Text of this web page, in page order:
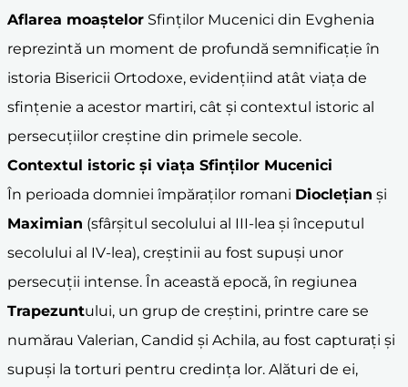
Aflarea moaștelor Sfinților Mucenici din Evghenia
reprezintă un moment de profundă semnificație în
istoria Bisericii Ortodoxe, evidențiind atât viața de
sfințenie a acestor martiri, cât și contextul istoric al
persecuțiilor creștine din primele secole.
Contextul istoric și viața Sfinților Mucenici
În perioada domniei împăraților romani Dioclețian și
Maximian (sfârșitul secolului al III-lea și începutul
secolului al IV-lea), creștinii au fost supuși unor
persecuții intense. În această epocă, în regiunea
Trapezuntului, un grup de creștini, printre care se
numărau Valerian, Candid și Achila, au fost capturați și
supuși la torturi pentru credința lor. Alături de ei,